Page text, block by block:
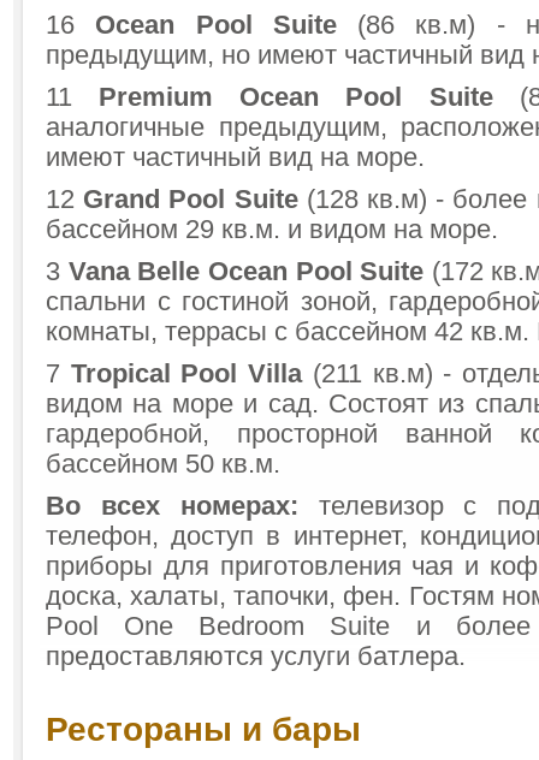
16 Ocean Pool Suite(86 кв.м) -
предыдущим, но имеют частичный вид
11 Premium Ocean Pool Suite
аналогичные предыдущим,
имеют частичный вид на море.
12 Grand Pool Suite(128 кв.м) - более
бассейном 29 кв.м. и видом на море.
3 Vana Belle Ocean Pool Suite (172
спальни с гостиной зоной,
комнаты, террасы с бассейном 42
7 Tropical Pool Villa(211 кв.м) -
видом на море и сад. Состоят из
гардеробной, просторной ванной
бассейном 50 кв.м.
Во всех номерах: телевизор с
телефон, доступ в интернет,
приборы для приготовления чая и
доска, халаты, тапочки, фен. Гостям
Pool One Bedroom Suite и более
предоставляются услуги батлера.
Рестораны и бары